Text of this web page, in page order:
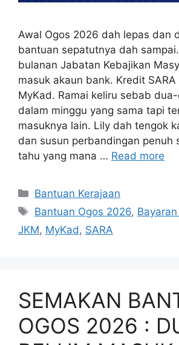
Awal Ogos 2026 dah lepas dan
bantuan sepatutnya dah
bulanan Jabatan Kebajikan
masuk akaun bank. Kredit
MyKad. Ramai keliru sebab
dalam minggu yang sama tapi
masuknya lain. Lily dah tengok
dan susun perbandingan penuh
tahu yang mana … Read more
Categories
Bantuan Kerajaan
Tags
Bantuan Ogos 2026,
JKM, MyKad, SARA
SEMAKAN
OGOS 2026 :